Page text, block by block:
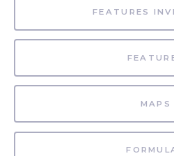
FEATURES
MAPS